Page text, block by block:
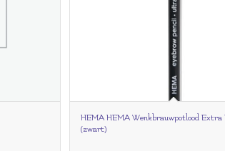
HEMA HEMA Wenkbrauwpotlood
(zwart)